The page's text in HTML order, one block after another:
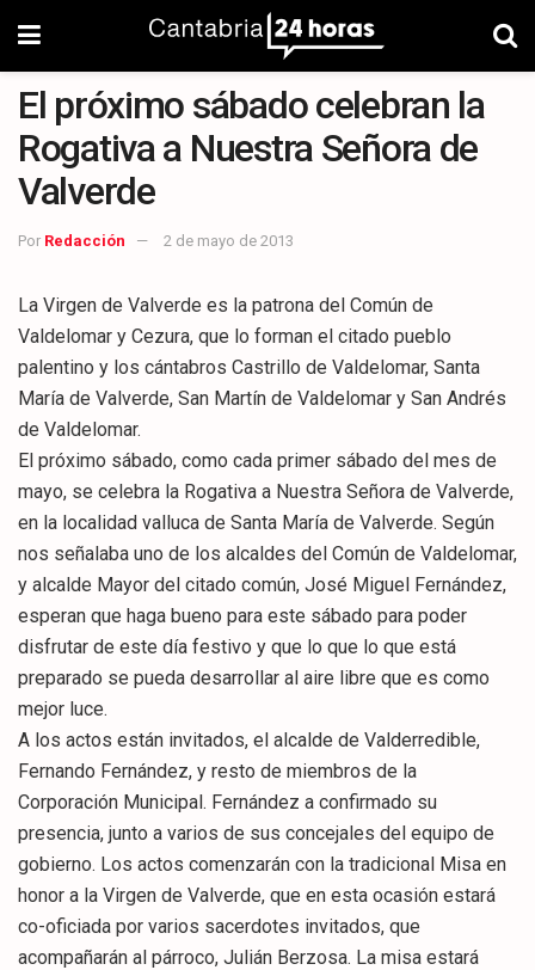
El próximo sábado celebran la
Rogativa a Nuestra Señora de
Valverde
Por Redacción 2 de mayo de 2013
La Virgen de Valverde es la patrona del Común de
Valdelomar y Cezura, que lo forman el citado pueblo
palentino y los cántabros Castrillo de Valdelomar, Santa
María de Valverde, San Martín de Valdelomar y San Andrés
de Valdelomar.
El próximo sábado, como cada primer sábado del mes de
mayo, se celebra la Rogativa a Nuestra Señora de Valverde,
en la localidad valluca de Santa María de Valverde. Según
nos señalaba uno de los alcaldes del Común de Valdelomar,
y alcalde Mayor del citado común, José Miguel Fernández,
esperan que haga bueno para este sábado para poder
disfrutar de este día festivo y que lo que lo que está
preparado se pueda desarrollar al aire libre que es como
mejor luce.
A los actos están invitados, el alcalde de Valderredible,
Fernando Fernández, y resto de miembros de la
Corporación Municipal. Fernández a confirmado su
presencia, junto a varios de sus concejales del equipo de
gobierno. Los actos comenzarán con la tradicional Misa en
honor a la Virgen de Valverde, que en esta ocasión estará
co-oficiada por varios sacerdotes invitados, que
acompañarán al párroco, Julián Berzosa. La misa estará